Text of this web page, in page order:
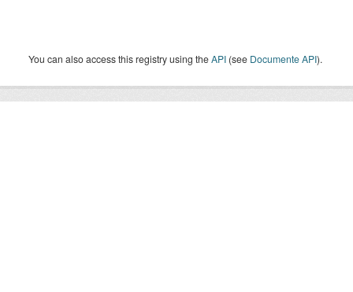
You can also access this registry using theAPI (see Documente API).